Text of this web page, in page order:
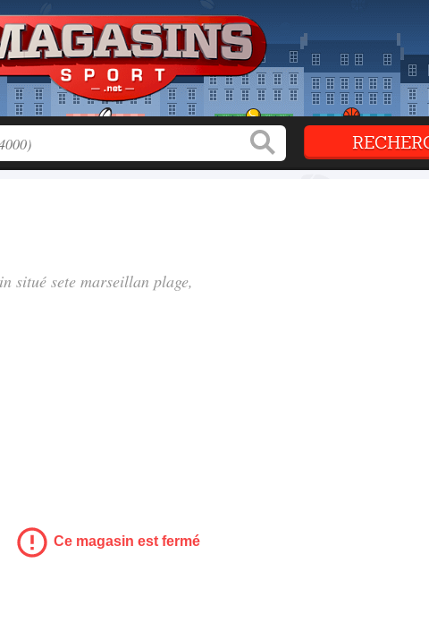
situé sete marseillan plage,
Ce magasin est fermé